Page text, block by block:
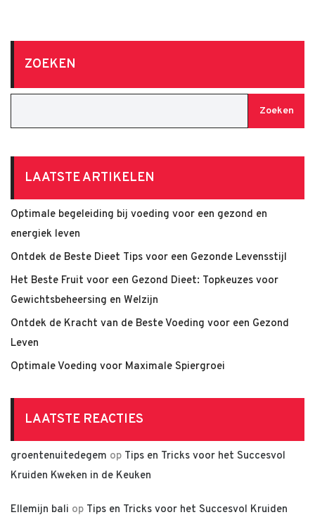
ZOEKEN
Zoeken
LAATSTE ARTIKELEN
Optimale begeleiding bij voeding voor een gezond en
energiek leven
Ontdek de Beste Dieet Tips voor een Gezonde Levensstijl
Het Beste Fruit voor een Gezond Dieet: Topkeuzes voor
Gewichtsbeheersing en Welzijn
Ontdek de Kracht van de Beste Voeding voor een Gezond
Leven
Optimale Voeding voor Maximale Spiergroei
LAATSTE REACTIES
groentenuitedegem op Tips en Tricks voor het Succesvol
Kruiden Kweken in de Keuken
Ellemijn bali op Tips en Tricks voor het Succesvol Kruiden